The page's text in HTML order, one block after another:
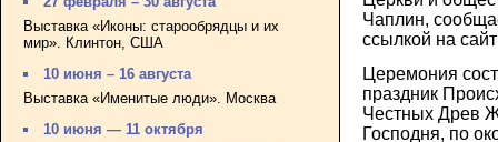
Выставка «Иконы: старообрядцы и их
мир». Клинтон, США
10 июня – 16 августа
Выставка «Именитые люди». Москва
10 июня — 11 октября
Чаплин,
ссылкой на
Церемония
праздник
Честных Древ
Господня, по